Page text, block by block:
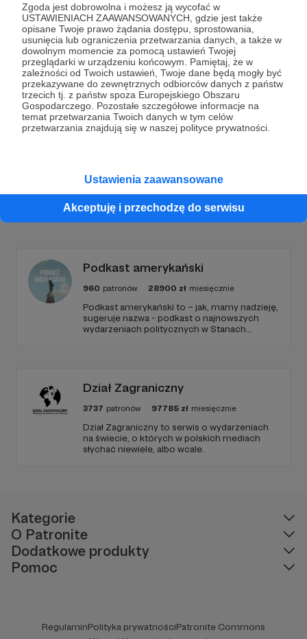
Zgoda jest dobrowolna i możesz ją wycofać w
USTAWIENIACH ZAAWANSOWANYCH, gdzie jest także
opisane Twoje prawo żądania dostępu, sprostowania,
usunięcia lub ograniczenia przetwarzania danych, a także w
dowolnym momencie za pomocą ustawień Twojej
przeglądarki w urządzeniu końcowym. Pamiętaj, że w
zależności od Twoich ustawień, Twoje dane będą mogły być
przekazywane do zewnętrznych odbiorców danych z państw
trzecich tj. z państw spoza Europejskiego Obszaru
Gospodarczego. Pozostałe szczegółowe informacje na
temat przetwarzania Twoich danych w tym celów
przetwarzania znajdują się w naszej polityce prywatności.
Ustawienia zaawansowane
Akceptuję i przechodzę do serwisu
Dołącz do grona Patronów!
Wesprzyj działalność AutoraTomasz Szewczyk już
teraz!
Zostań Patronem
Promowani autorzy
Podkast amerykański
960 patronów 28900 zł miesięcznie
Podkast amerykański to – jak, mamy nadzieję,
sugeruje nazwa - podkast o najnowszych
wydarzeniach politycznych w Stanach
Dział Zagraniczny
3737 patronów 97785 zł miesięcznie
Dział Zagraniczny to serwis o wydarzeniach
na świecie, o których w polskich mediach
słychać niewiele, albo wcale.
Kategorie
O Patronite
Dodatkowe produkty
Pomoc
RegulaminPolityka prywatnościPatronite Commons